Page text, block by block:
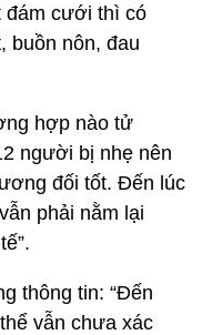
đám cưới thì có
buồn nôn, đau
hợp nào tử
người bị nhẹ nên
đối tốt. Đến lúc
phải nằm lại
thông tin: “Đến
vẫn chưa xác